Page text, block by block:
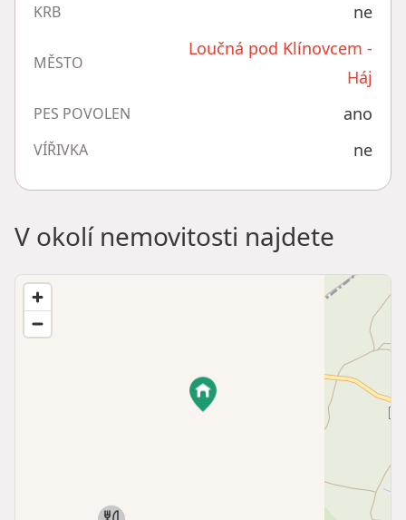
KRB ne
MĚSTO
Loučná pod Klínovcem -
Háj
PES POVOLEN ano
VÍŘIVKA ne
V okolí nemovitosti najdete